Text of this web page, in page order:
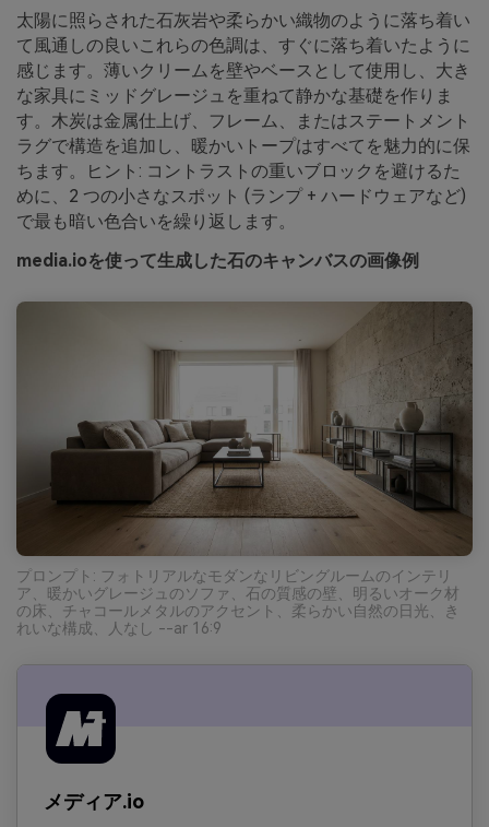
太陽に照らされた石灰岩や柔らかい織物のように落ち着い
て風通しの良いこれらの色調は、すぐに落ち着いたように
感じます。薄いクリームを壁やベースとして使用し、大き
な家具にミッドグレージュを重ねて静かな基礎を作りま
す。木炭は金属仕上げ、フレーム、またはステートメント
ラグで構造を追加し、暖かいトープはすべてを魅力的に保
ちます。ヒント: コントラストの重いブロックを避けるた
めに、2 つの小さなスポット (ランプ + ハードウェアなど)
で最も暗い色合いを繰り返します。
media.ioを使って生成した石のキャンバスの画像例
プロンプト: フォトリアルなモダンなリビングルームのインテリ
ア、暖かいグレージュのソファ、石の質感の壁、明るいオーク材
の床、チャコールメタルのアクセント、柔らかい自然の日光、き
れいな構成、人なし --ar 16:9
メディア.io